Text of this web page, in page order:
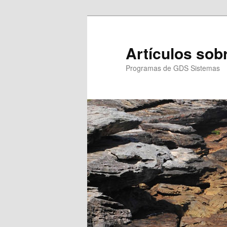
Artículos
Programas de GDS Sistemas